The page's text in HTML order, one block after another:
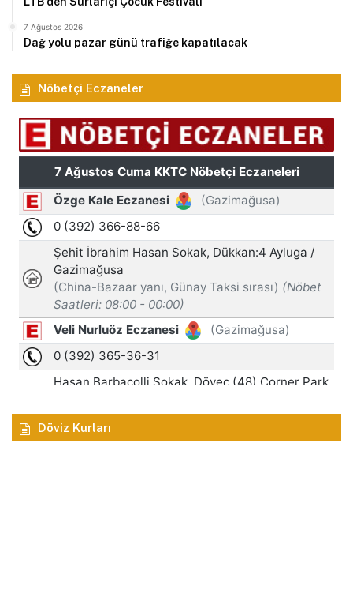
7 Ağustos 2026
Dağ yolu pazar günü trafiğe kapatılacak
Nöbetçi Eczaneler
Döviz Kurları